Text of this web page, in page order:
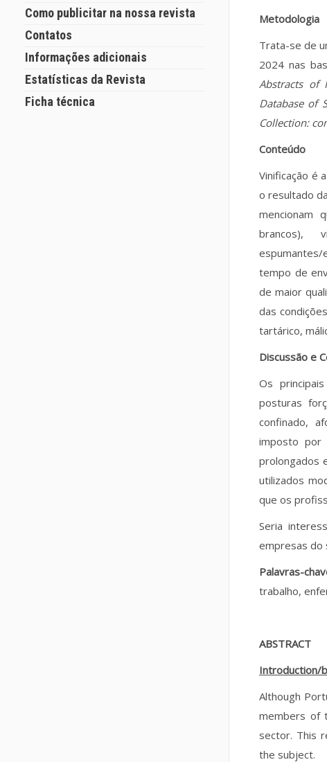
Como publicitar na nossa revista
Contatos
Informações adicionais
Estatísticas da Revista
Ficha técnica
Metodologia
Trata-se de
2024 nas
Abstracts of
Database of
Collection:
Conteúdo
Vinificação é
o resultado
mencionam
brancos),
tempo de
de maior
das
tartárico,
Discussão e
Os
posturas
confinado,
imposto por
prolongados
utilizados
que os
Seria
empresas do
Palavras-
trabalho,
ABSTRACT
Introduction/
Although
members of
sector. This
the subject.